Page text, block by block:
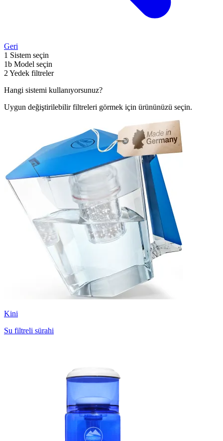
Geri
1 Sistem seçin
1b Model seçin
2 Yedek filtreler
Hangi sistemi kullanıyorsunuz?
Uygun değiştirilebilir filtreleri görmek için ürününüzü seçin.
Kini
Su filtreli sürahi